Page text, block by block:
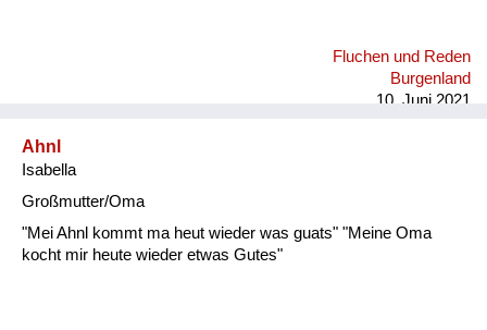
Fluchen und Reden
Burgenland
10. Juni 2021
Ahnl
Isabella
Großmutter/Oma
"Mei Ahnl kommt ma heut wieder was guats" "Meine Oma
kocht mir heute wieder etwas Gutes"